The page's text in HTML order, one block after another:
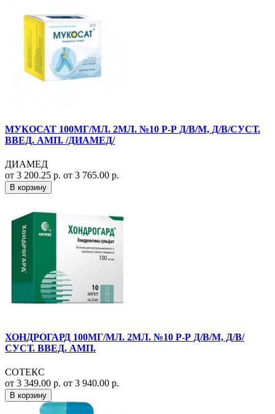
МУКОСАТ 100МГ/МЛ. 2МЛ. №10 Р-Р Д/В/М, Д/В/СУСТ.
ВВЕД. АМП. /ДИАМЕД/
ДИАМЕД
от 3 200.25 р. от 3 765.00 р.
В корзину
ХОНДРОГАРД 100МГ/МЛ. 2МЛ. №10 Р-Р Д/В/М, Д/В/
СУСТ. ВВЕД. АМП.
СОТЕКС
от 3 349.00 р. от 3 940.00 р.
В корзину